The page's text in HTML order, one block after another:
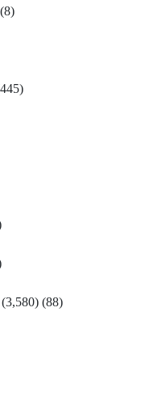
(8)
(3,580) (88)